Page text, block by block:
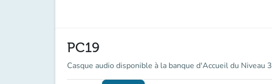
PC19
Casque audio disponible à la banque d'Accueil du Niveau 3